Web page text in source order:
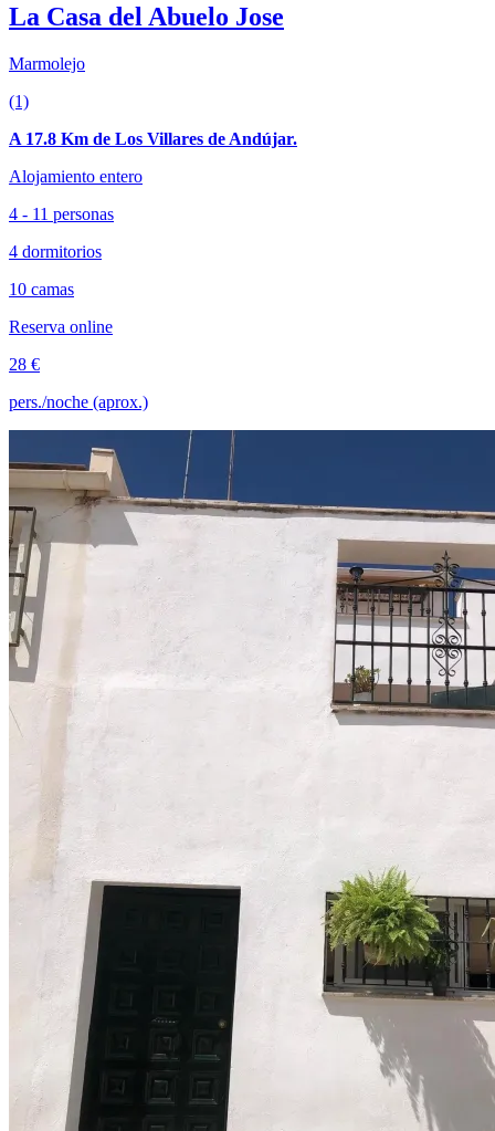
La Casa del Abuelo Jose
Marmolejo
(1)
A 17.8 Km de Los Villares de Andújar.
Alojamiento entero
4 - 11 personas
4 dormitorios
10 camas
Reserva online
28 €
pers./noche (aprox.)